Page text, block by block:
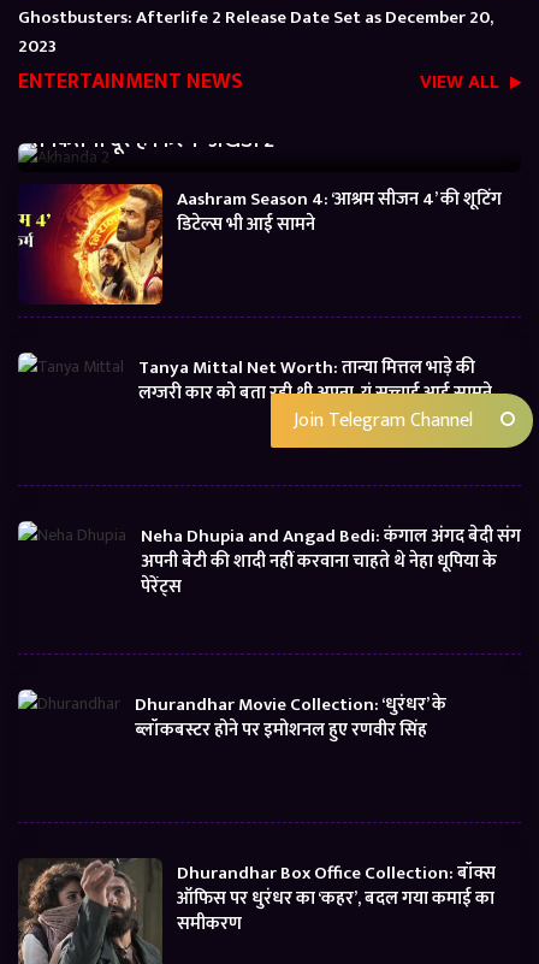
Ghostbusters: Afterlife 2 Release Date Set as December 20,
2023
ENTERTAINMENT NEWS VIEW ALL
से कितनी दूर है फिल्म ‘अखंडा 2’
Aashram Season 4: ‘आश्रम सीजन 4’ की शूटिंग
डिटेल्स भी आई सामने
Tanya Mittal Net Worth: तान्या मित्तल भाड़े की
लग्जरी कार को बता रही थी अपना, यूं सच्चाई आई सामने
Neha Dhupia and Angad Bedi: कंगाल अंगद बेदी संग
अपनी बेटी की शादी नहीं करवाना चाहते थे नेहा धूपिया के
पेरेंट्स
Dhurandhar Movie Collection: ‘धुरंधर’ के
ब्लॉकबस्टर होने पर इमोशनल हुए रणवीर सिंह
Dhurandhar Box Office Collection: बॉक्स
ऑफिस पर धुरंधर का ‘कहर’, बदल गया कमाई का
समीकरण
Join Telegram Channel